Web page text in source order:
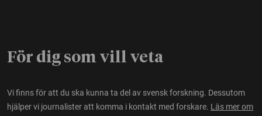
För dig som vill veta
Vi finns för att du ska kunna ta del av svensk forskning. Dessutom
hjälper vi journalister att komma i kontakt med forskare. Läs mer om